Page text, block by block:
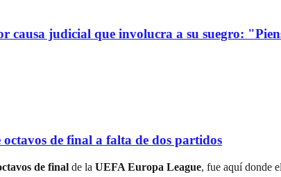
causa judicial que involucra a su suegro:
de final a falta de dos partidos
de final de la UEFA Europa League, fue aquí donde el